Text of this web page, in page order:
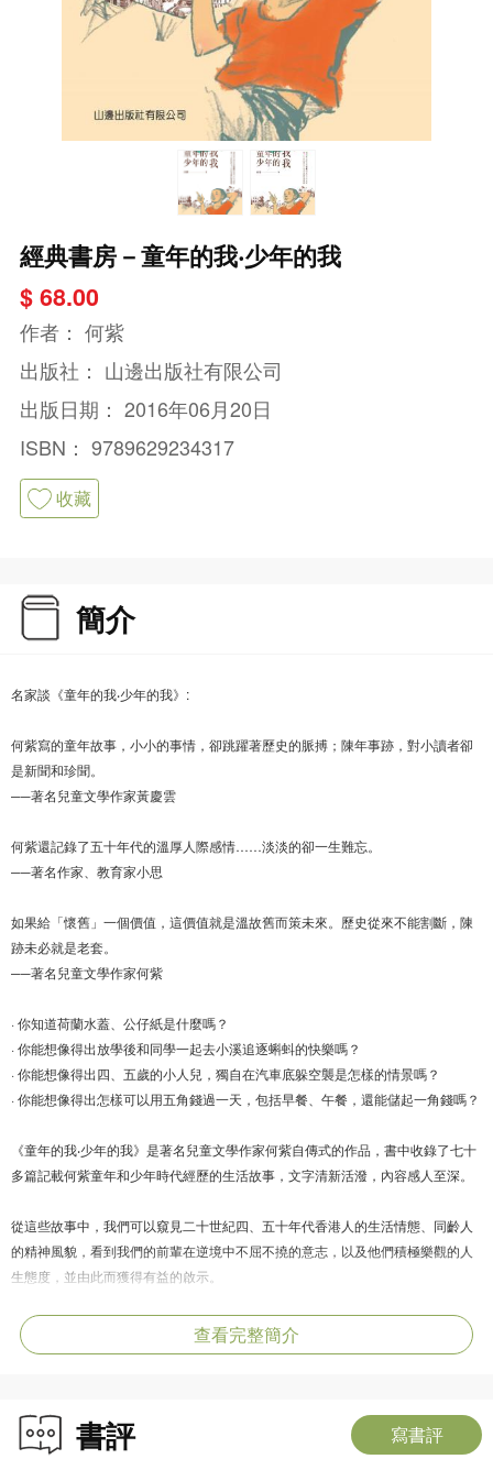
經典書房－童年的我‧少年的我
$ 68.00
作者： 何紫
出版社： 山邊出版社有限公司
出版日期： 2016年06月20日
ISBN： 9789629234317
收藏
簡介
名家談《童年的我‧少年的我》:
何紫寫的童年故事，小小的事情，卻跳躍著歷史的脈搏；陳年事跡，對小讀者卻
是新聞和珍聞。
──著名兒童文學作家黃慶雲
何紫還記錄了五十年代的溫厚人際感情……淡淡的卻一生難忘。
──著名作家、教育家小思
如果給「懷舊」一個價值，這價值就是溫故舊而策未來。歷史從來不能割斷，陳
跡未必就是老套。
──著名兒童文學作家何紫
· 你知道荷蘭水蓋、公仔紙是什麼嗎？
· 你能想像得出放學後和同學一起去小溪追逐蝌蚪的快樂嗎？
· 你能想像得出四、五歲的小人兒，獨自在汽車底躲空襲是怎樣的情景嗎？
· 你能想像得出怎樣可以用五角錢過一天，包括早餐、午餐，還能儲起一角錢嗎？
《童年的我‧少年的我》是著名兒童文學作家何紫自傳式的作品，書中收錄了七十
多篇記載何紫童年和少年時代經歷的生活故事，文字清新活潑，內容感人至深。
從這些故事中，我們可以窺見二十世紀四、五十年代香港人的生活情態、同齡人
的精神風貌，看到我們的前輩在逆境中不屈不撓的意志，以及他們積極樂觀的人
生態度，並由此而獲得有益的啟示。
查看完整簡介
書評 寫書評